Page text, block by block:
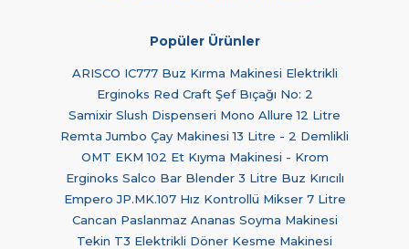
Popüler Ürünler
ARISCO IC777 Buz Kırma Makinesi Elektrikli
Erginoks Red Craft Şef Bıçağı No: 2
Samixir Slush Dispenseri Mono Allure 12 Litre
Remta Jumbo Çay Makinesi 13 Litre - 2 Demlikli
OMT EKM 102 Et Kıyma Makinesi - Krom
Erginoks Salco Bar Blender 3 Litre Buz Kırıcılı
Empero JP.MK.107 Hız Kontrollü Mikser 7 Litre
Cancan Paslanmaz Ananas Soyma Makinesi
Tekin T3 Elektrikli Döner Kesme Makinesi